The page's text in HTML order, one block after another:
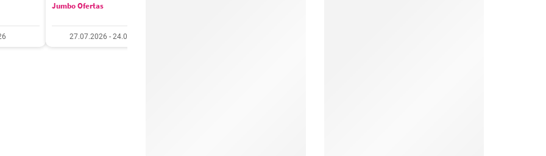
Jumbo Ofertas
27.07.2026 - 24.08.2026